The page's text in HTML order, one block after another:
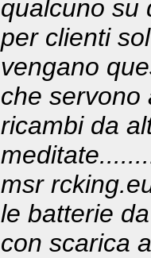
qualcuno su
per clienti
vengano
che servono
ricambi da
msr
le batterie
con scarica